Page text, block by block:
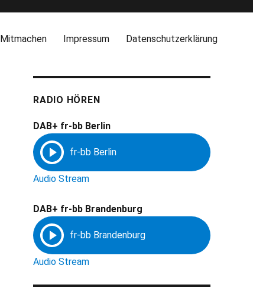
Mitmachen Impressum Datenschutzerklärung
RADIO HÖREN
DAB+ fr-bb Berlin
Audio Stream
DAB+ fr-bb Brandenburg
Audio Stream